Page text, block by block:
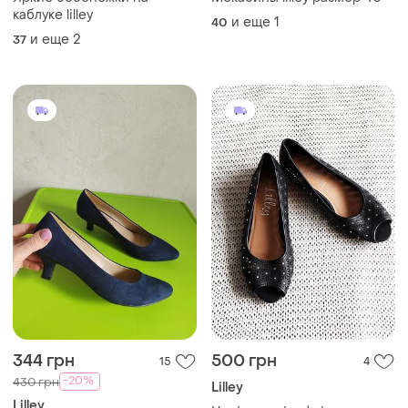
каблуке lilley
37 и еще 2
40 и еще 1
344 грн 15
430 грн -20%
500 грн 4
Lilley